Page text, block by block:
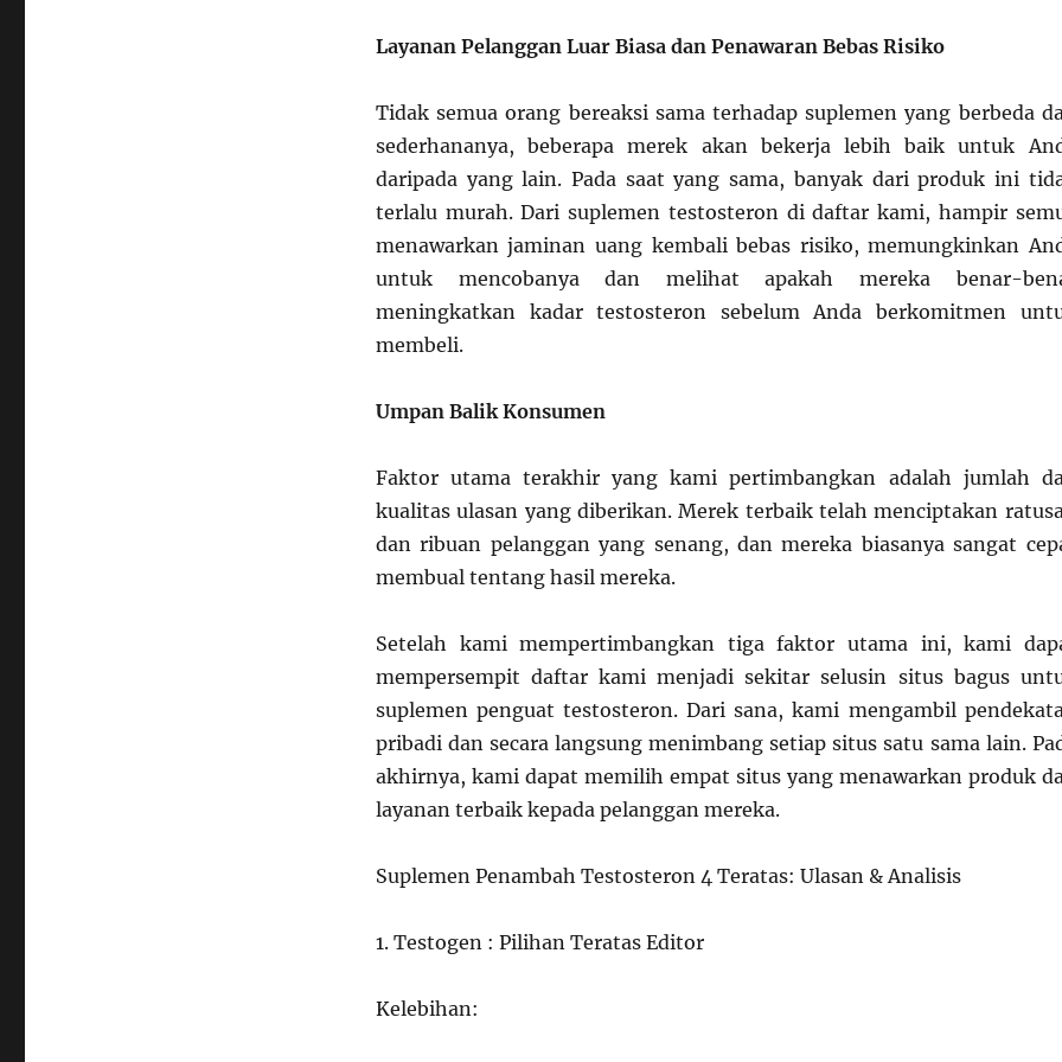
Layanan Pelanggan Luar Biasa dan Penawaran Bebas Risiko
Tidak semua orang bereaksi sama terhadap suplemen yang berbeda
sederhananya, beberapa merek akan bekerja lebih baik untuk
daripada yang lain. Pada saat yang sama, banyak dari produk ini
terlalu murah. Dari suplemen testosteron di daftar kami, hampir
menawarkan jaminan uang kembali bebas risiko, memungkinkan
untuk mencobanya dan melihat apakah mereka benar-
meningkatkan kadar testosteron sebelum Anda berkomitmen
membeli.
Umpan Balik Konsumen
Faktor utama terakhir yang kami pertimbangkan adalah jumlah
kualitas ulasan yang diberikan. Merek terbaik telah menciptakan
dan ribuan pelanggan yang senang, dan mereka biasanya sangat
membual tentang hasil mereka.
Setelah kami mempertimbangkan tiga faktor utama ini, kami
mempersempit daftar kami menjadi sekitar selusin situs bagus
suplemen penguat testosteron. Dari sana, kami mengambil
pribadi dan secara langsung menimbang setiap situs satu sama lain.
akhirnya, kami dapat memilih empat situs yang menawarkan produk
layanan terbaik kepada pelanggan mereka.
Suplemen Penambah Testosteron 4 Teratas: Ulasan & Analisis
1. Testogen : Pilihan Teratas Editor
Kelebihan: